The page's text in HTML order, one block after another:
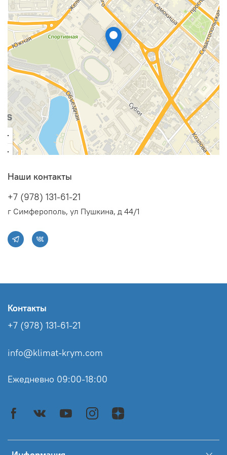
Наши контакты
+7 (978) 131-61-21
г Симферополь, ул Пушкина, д 44/1
Контакты
+7 (978) 131-61-21
info@klimat-krym.com
Ежедневно 09:00-18:00